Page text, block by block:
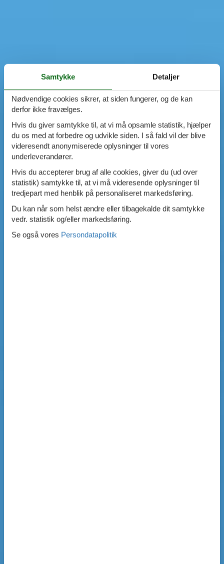
Samtykke Detaljer
Nødvendige cookies sikrer, at siden fungerer, og de kan
derfor ikke fravælges.
Hvis du giver samtykke til, at vi må opsamle statistik, hjælper
du os med at forbedre og udvikle siden. I så fald vil der blive
videresendt anonymiserede oplysninger til vores
underleverandører.
Hvis du accepterer brug af alle cookies, giver du (ud over
statistik) samtykke til, at vi må videresende oplysninger til
tredjepart med henblik på personaliseret markedsføring.
Du kan når som helst ændre eller tilbagekalde dit samtykke
vedr. statistik og/eller markedsføring.
Se også vores Persondatapolitik